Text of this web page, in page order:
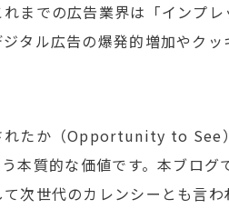
までの広告業界は「インプ
タル広告の爆発的増加やク
たか（Opportunity to See
本質的な価値です。本ブロ
て次世代のカレンシーとも言